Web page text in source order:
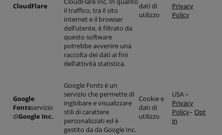
CloudFlare
il traffico, tra il sito
internet e il browser
dell’utente, è filtrato da
questo software
potrebbe avvenire una
raccolta dei dati ai fini
dell’attività statistica.
dati di
utilizzo
Privacy
Policy
Google
Fontsservizio
diGoogle Inc.
Google Fonts è un
servizio che permette di
inglobare e visualizzare
stili di carattere
personalizzati ed è
gestito da da Google Inc.
Cookie e
dati di
utilizzo
USA –
Privacy
Policy– Opt
in